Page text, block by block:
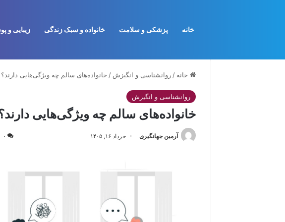
خانه پزشکی و سلامت خانواده و سبک زندگی زیبایی و
خانه / روانشناسی و انگیزش / خانواده‌های سالم چه ویژگی‌هایی دارند؟
روانشناسی و انگیزش
خانواده‌های سالم چه ویژگی‌هایی
آرمین جهانگیری خرداد ۱۶, ۱۴۰۵ ۰